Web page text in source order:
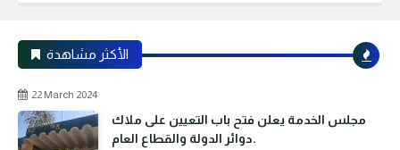
الأكثر مشاهدة
22 March 2024
مجلس الخدمة يعلن فتح باب التعيين على ملاك
دوائر الدولة والقطاع العام.